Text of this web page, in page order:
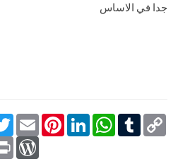
جدا في الاساس
Email
PinterestLinkedIn
WhatsAppTumblr Copy
Link